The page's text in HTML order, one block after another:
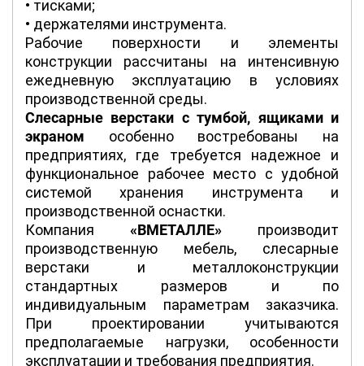
• тисками;
• держателями инструмента.
Рабочие поверхности и элементы
конструкции рассчитаны на интенсивную
ежедневную эксплуатацию в условиях
производственной среды.
Слесарные верстаки с тумбой, ящиками и
экраном особенно востребованы на
предприятиях, где требуется надежное и
функциональное рабочее место с удобной
системой хранения инструмента и
производственной оснастки.
Компания «ВМЕТАЛЛЕ» производит
производственную мебель, слесарные
верстаки и металлоконструкции
стандартных размеров и по
индивидуальным параметрам заказчика.
При проектировании учитываются
предполагаемые нагрузки, особенности
эксплуатации и требования предприятия.